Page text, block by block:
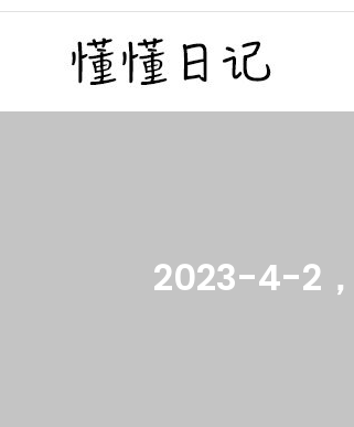
Skip
懂懂
2023-4-2，